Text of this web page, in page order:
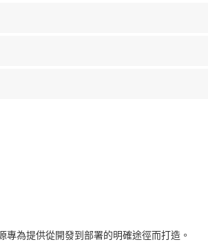
為提供從開發到部署的明確途徑而打造。